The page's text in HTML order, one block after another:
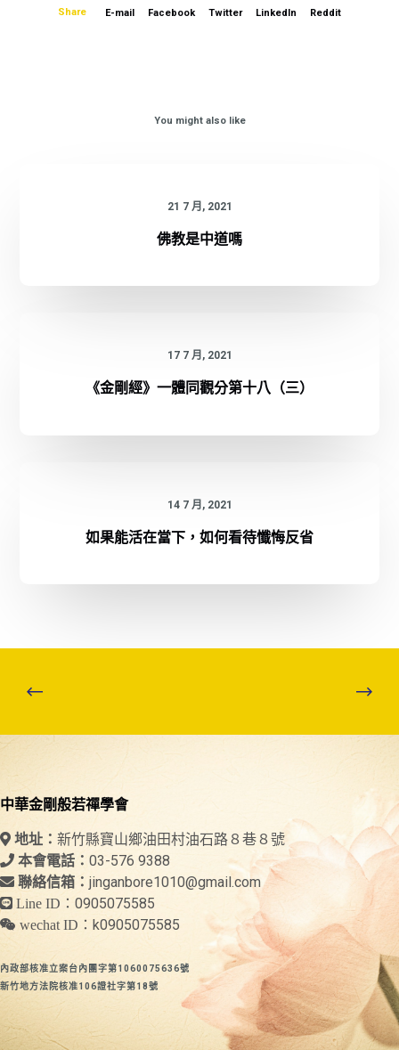
Share E-mail Facebook Twitter LinkedIn Reddit
You might also like
21 7 月, 2021
佛教是中道嗎
17 7 月, 2021
《金剛經》一體同觀分第十八（三）
14 7 月, 2021
如果能活在當下，如何看待懺悔反省
中華金剛般若禪學會
地址： 新竹縣寶山鄉油田村油石路８巷８號
本會電話： 03-576 9388
聯絡信箱： jinganbore1010@gmail.com
Line ID： 0905075585
wechat ID： k0905075585
內政部核准立案台內團字第1060075636號
新竹地方法院核准106證社字第18號